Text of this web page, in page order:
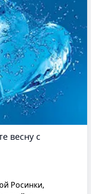
весну с
Росинки,